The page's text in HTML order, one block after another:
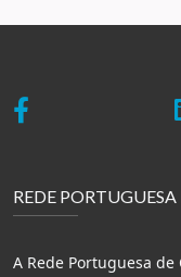
REDE
A Rede Portuguesa de